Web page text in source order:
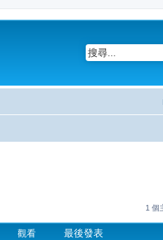
1 個
觀看 最後發表